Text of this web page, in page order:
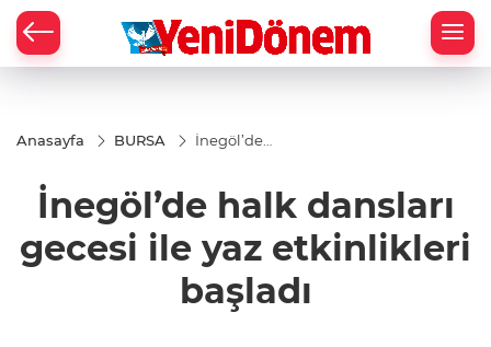
Anasayfa BURSA
İnegöl’de
gecesi ile
yaz
başladı
İnegöl’de halk dansları
gecesi ile yaz etkinlikleri
başladı